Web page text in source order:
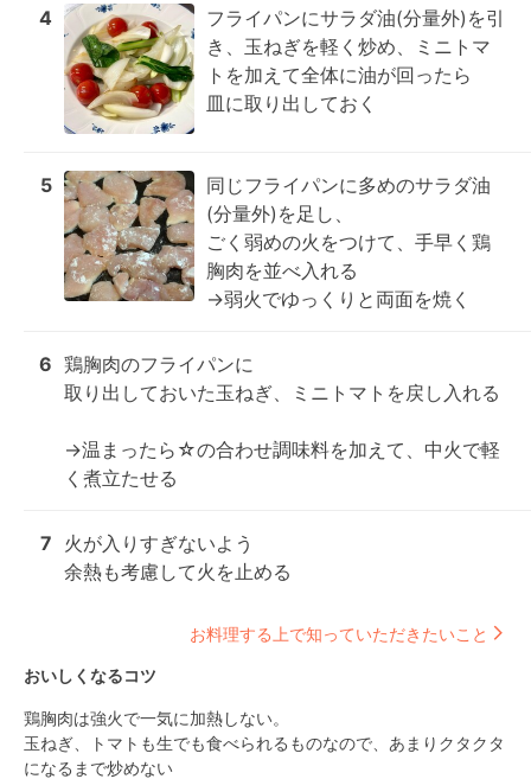
4
フライパンにサラダ油(分量外)を引
き、玉ねぎを軽く炒め、ミニトマ
トを加えて全体に油が回ったら
皿に取り出しておく
5
同じフライパンに多めのサラダ油
(分量外)を足し、
ごく弱めの火をつけて、手早く鶏
胸肉を並べ入れる
→弱火でゆっくりと両面を焼く
6 鶏胸肉のフライパンに
取り出しておいた玉ねぎ、ミニトマトを戻し入れる
→温まったら☆の合わせ調味料を加えて、中火で軽
く煮立たせる
7 火が入りすぎないよう
余熱も考慮して火を止める
お料理する上で知っていただきたいこと
おいしくなるコツ
鶏胸肉は強火で一気に加熱しない。
玉ねぎ、トマトも生でも食べられるものなので、あまりクタクタ
になるまで炒めない